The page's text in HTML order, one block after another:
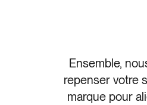
Ensemble,
repenser votre
marque pour